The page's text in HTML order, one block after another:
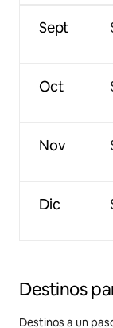
Sept
Oct
Nov
Dic
Destinos
Destinos a un